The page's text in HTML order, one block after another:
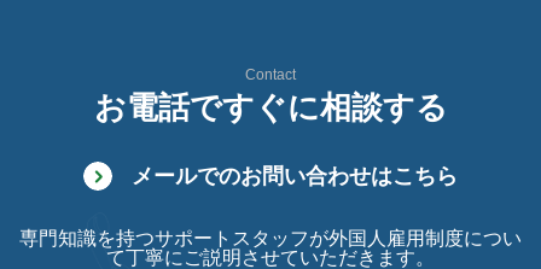
Contact
お電話ですぐに相談する
メールでのお問い合わせはこちら
専門知識を持つサポートスタッフが外国人雇用制度につい
て丁寧にご説明させていただきます。